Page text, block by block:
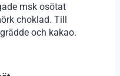
msk osötat
choklad. Till
och kakao.